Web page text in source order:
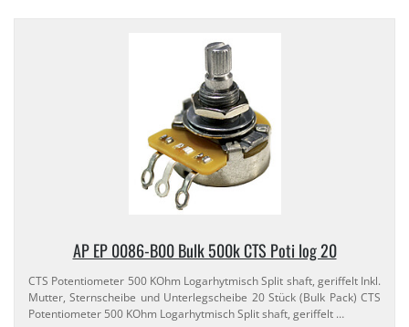
AP EP 0086-​B00 Bulk 500k CTS Poti log 20
CTS Potentiometer 500 KOhm Logarhytmisch Split shaft, geriffelt Inkl.
Mutter, Sternscheibe und Unterlegscheibe 20 Stück (Bulk Pack) CTS
Potentiometer 500 KOhm Logarhytmisch Split shaft, geriffelt …